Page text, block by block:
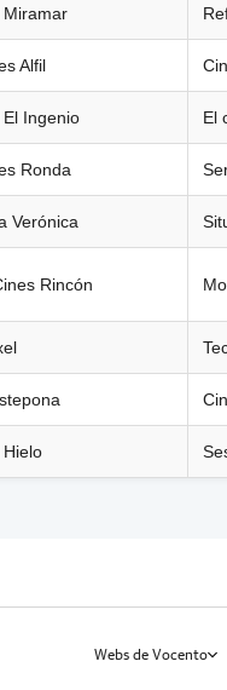
Alfil
Ingenio El
Ronda
Verónica
Rincón
Webs de Vocento